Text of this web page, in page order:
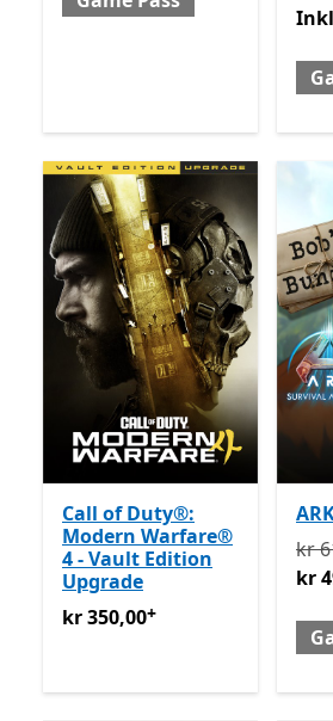
Call of Duty®:
Modern Warfare®
4 - Vault Edition
Upgrade
kr 350,00Tilbyr kjøp i appen
kr 350,00+
kr
kr